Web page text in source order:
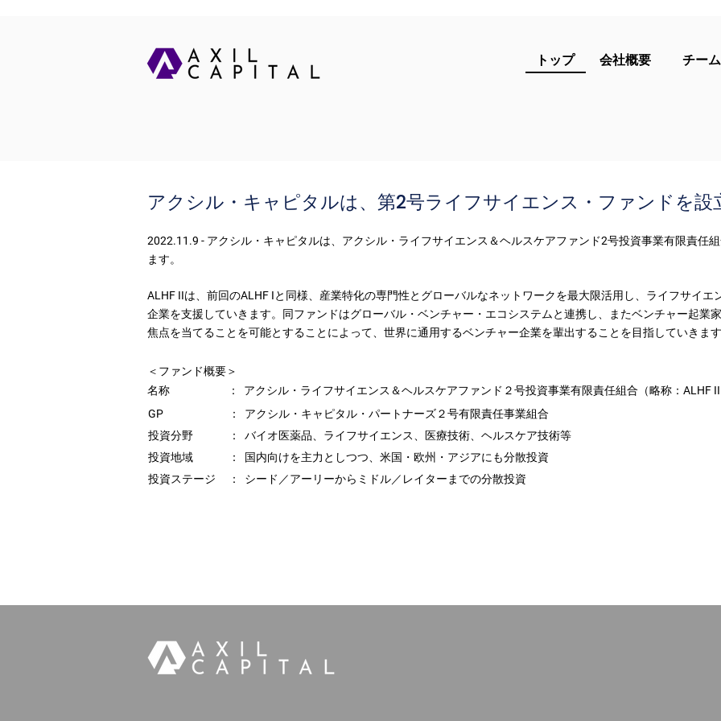
​トップ 会社概要 チーム
アクシル・キャピタルは、第2号ライフサイエンス・ファンドを設
2022.11.9 - アクシル・キャピタルは、アクシル・ライフサイエンス＆ヘルスケアファンド2号投資事業有限責任
ます。
ALHF IIは、前回のALHF Iと同様、産業特化の専門性とグローバルなネットワークを最大限活用し、ライフサイ
企業を支援していきます。同ファンドはグローバル・ベンチャー・エコシステムと連携し、またベンチャー起業
焦点を当てることを可能とすることによって、世界に通用するベンチャー企業を輩出することを目指していきま
＜ファンド概要＞
名称
：
アクシル・ライフサイエンス＆ヘルスケアファンド２号投資事業有限責任組合（略称：ALHF
GP
：
アクシル・キャピタル・パートナーズ２号有限責任事業組合
投資分野
：
バイオ医薬品、ライフサイエンス、医療技術、ヘルスケア技術等
投資地域
：
国内向けを主力としつつ、米国・欧州・アジアにも分散投資
投資ステージ
： シード／アーリーからミドル／レイターまでの分散投資